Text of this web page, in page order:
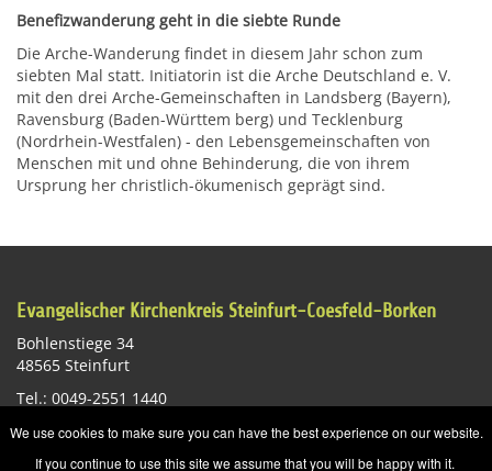
Benefizwanderung geht in die siebte Runde
Die Arche-Wanderung findet in diesem Jahr schon zum
siebten Mal statt. Initiatorin ist die Arche Deutschland e. V.
mit den drei Arche-Gemeinschaften in Landsberg (Bayern),
Ravensburg (Baden-Württem berg) und Tecklenburg
(Nordrhein-Westfalen) - den Lebensgemeinschaften von
Menschen mit und ohne Behinderung, die von ihrem
Ursprung her christlich-ökumenisch geprägt sind.
Evangelischer Kirchenkreis Steinfurt-Coesfeld-Borken
Bohlenstiege 34
48565 Steinfurt
Tel.: 0049-2551 1440
We use cookies to make sure you can have the best experience on our website.
If you continue to use this site we assume that you will be happy with it.